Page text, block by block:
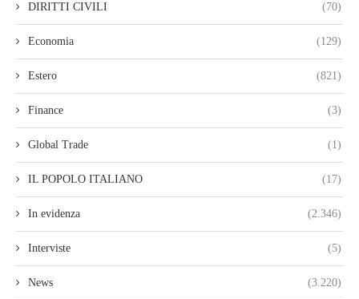
DIRITTI CIVILI (70)
Economia (129)
Estero (821)
Finance (3)
Global Trade (1)
IL POPOLO ITALIANO (17)
In evidenza (2.346)
Interviste (5)
News (3.220)